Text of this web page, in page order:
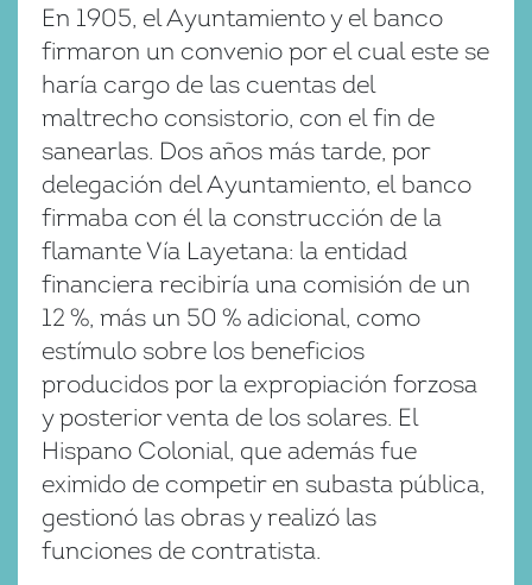
En 1905, el Ayuntamiento y el banco
firmaron un convenio por el cual este se
haría cargo de las cuentas del
maltrecho consistorio, con el fin de
sanearlas. Dos años más tarde, por
delegación del Ayuntamiento, el banco
firmaba con él la construcción de la
flamante Vía Layetana: la entidad
financiera recibiría una comisión de un
12 %, más un 50 % adicional, como
estímulo sobre los beneficios
producidos por la expropiación forzosa
y posterior venta de los solares. El
Hispano Colonial, que además fue
eximido de competir en subasta pública,
gestionó las obras y realizó las
funciones de contratista.